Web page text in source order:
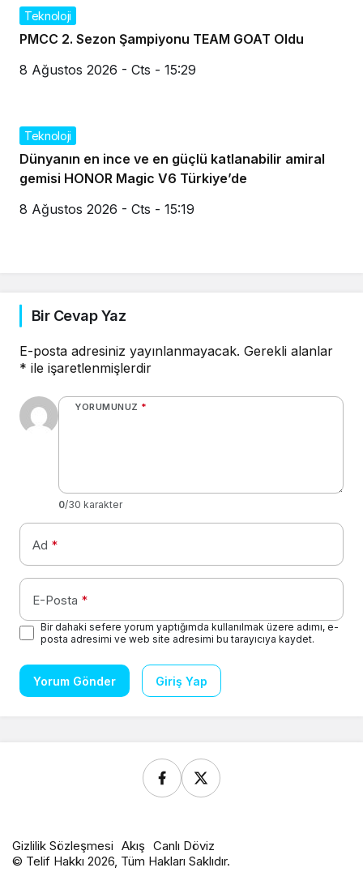
Teknoloji
PMCC 2. Sezon Şampiyonu TEAM GOAT Oldu
8 Ağustos 2026 - Cts - 15:29
Teknoloji
Dünyanın en ince ve en güçlü katlanabilir amiral
gemisi HONOR Magic V6 Türkiye’de
8 Ağustos 2026 - Cts - 15:19
Bir Cevap Yaz
E-posta adresiniz yayınlanmayacak. Gerekli alanlar
* ile işaretlenmişlerdir
YORUMUNUZ *
0/30 karakter
Ad *
E-Posta *
Bir dahaki sefere yorum yaptığımda kullanılmak üzere adımı, e-
posta adresimi ve web site adresimi bu tarayıcıya kaydet.
Yorum Gönder Giriş Yap
Gizlilik Sözleşmesi Akış Canlı Döviz
© Telif Hakkı 2026, Tüm Hakları Saklıdır.